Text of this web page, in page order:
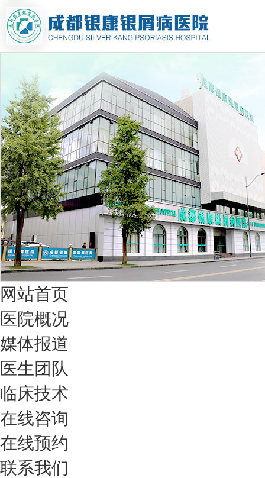
网站首页
医院概况
媒体报道
医生团队
临床技术
在线咨询
在线预约
联系我们